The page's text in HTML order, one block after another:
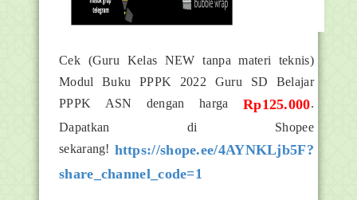
Cek (Guru Kelas NEW tanpa materi teknis)
Modul Buku PPPK 2022 Guru SD Belajar
PPPK ASN dengan harga Rp125.000.
Dapatkan di Shopee
sekarang! https://shope.ee/4AYNKLjb5F?
share_channel_code=1